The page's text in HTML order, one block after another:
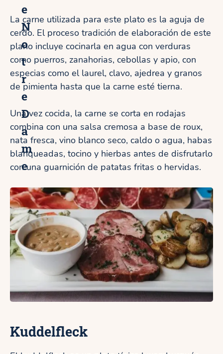
e
N
o
t
r
e
D
a
m
e
La carne utilizada para este plato es la aguja de
cerdo. El proceso tradición de elaboración de este
plano incluye cocinarla en agua con verduras
como puerros, zanahorias, cebollas y apio, con
especias como el laurel, clavo, ajedrea y granos
de pimienta hasta que la carne esté tierna.
Una vez cocida, la carne se corta en rodajas
combina con una salsa cremosa a base de roux,
nata fresca, vino blanco seco, caldo o agua, habas
blanqueadas, tocino y hierbas antes de disfrutarlo
con una guarnición de patatas fritas o hervidas.
Kuddelfleck